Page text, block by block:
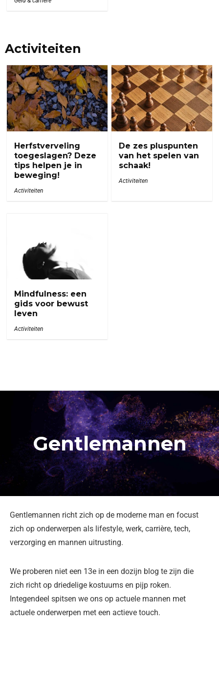
Activiteiten
Herfstverveling
toegeslagen? Deze
tips helpen je in
beweging!
Activiteiten
De zes pluspunten
van het spelen van
schaak!
Activiteiten
Mindfulness: een
gids voor bewust
leven
Activiteiten
Gentlemannen
Gentlemannen richt zich op de moderne man en focust
zich op onderwerpen als lifestyle, werk, carrière, tech,
verzorging en mannen uitrusting.
We proberen niet een 13e in een dozijn blog te zijn die
zich richt op driedelige kostuums en pijp roken.
Integendeel spitsen we ons op actuele mannen met
actuele onderwerpen met een actieve touch.